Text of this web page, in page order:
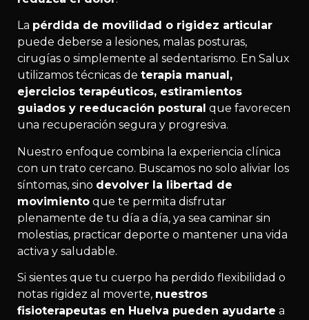
La pérdida de movilidad o rigidez articular
puede deberse a lesiones, malas posturas,
cirugías o simplemente al sedentarismo. En Salux
utilizamos técnicas de terapia manual,
ejercicios terapéuticos, estiramientos
guiados y reeducación postural que favorecen
una recuperación segura y progresiva.
Nuestro enfoque combina la experiencia clínica
con un trato cercano. Buscamos no solo aliviar los
síntomas, sino devolver la libertad de
movimiento que te permita disfrutar
plenamente de tu día a día, ya sea caminar sin
molestias, practicar deporte o mantener una vida
activa y saludable.
Si sientes que tu cuerpo ha perdido flexibilidad o
notas rigidez al moverte, nuestros
fisioterapeutas en Huelva pueden ayudarte a